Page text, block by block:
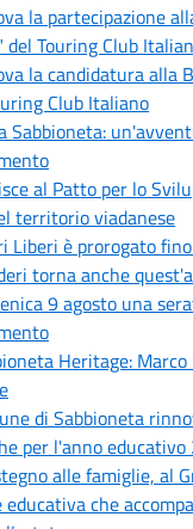
la partecipazione
del Touring Club
la candidatura alla
Club Italiano
Sabbioneta:
al Patto per lo
territorio viadanese
Liberi è prorogato
torna anche
9 agosto una
Heritage:
di Sabbioneta
per l'anno
alle famiglie, al
che